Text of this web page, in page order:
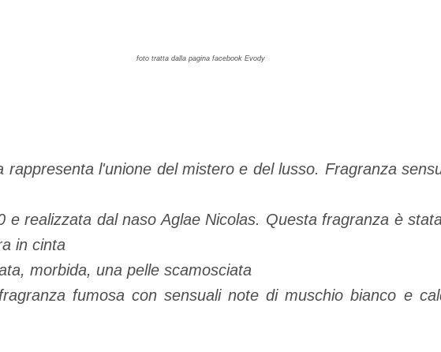
foto tratta dalla pagina facebook Evody
rappresenta l'unione del mistero e del lusso. Fragranza
e realizzata dal naso Aglae Nicolas. Questa fragranza è
in cinta
morbida, una pelle scamosciata
fumosa con sensuali note di muschio bianco e